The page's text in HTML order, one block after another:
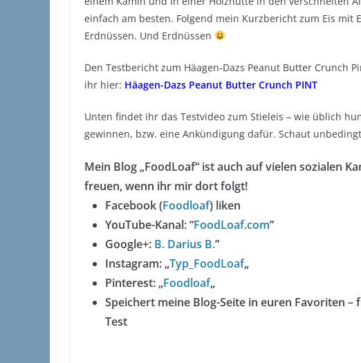
einfach am besten. Folgend mein Kurzbericht zum Eis mit
Erdnüssen. Und Erdnüssen
Den Testbericht zum Häagen-Dazs Peanut Butter Crunch
ihr hier: Häagen-Dazs Peanut Butter Crunch PINT
Unten findet ihr das Testvideo zum Stieleis – wie üblich
gewinnen, bzw. eine Ankündigung dafür. Schaut
Mein Blog „FoodLoaf“ ist auch auf vielen sozialen
freuen, wenn ihr mir dort folgt!
Facebook (Foodloaf) liken
YouTube-Kanal: “FoodLoaf.com”
Google+: B. Darius B.”
Instagram: „Typ_FoodLoaf„
Pinterest: „Foodloaf„
Speichert meine Blog-Seite in euren Favoriten
Test